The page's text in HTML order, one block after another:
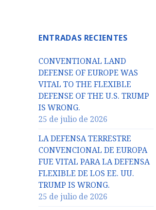
ENTRADAS RECIENTES
CONVENTIONAL LAND
DEFENSE OF EUROPE WAS
VITAL TO THE FLEXIBLE
DEFENSE OF THE U.S. TRUMP
IS WRONG.
25 de julio de 2026
LA DEFENSA TERRESTRE
CONVENCIONAL DE EUROPA
FUE VITAL PARA LA DEFENSA
FLEXIBLE DE LOS EE. UU.
TRUMP IS WRONG.
25 de julio de 2026